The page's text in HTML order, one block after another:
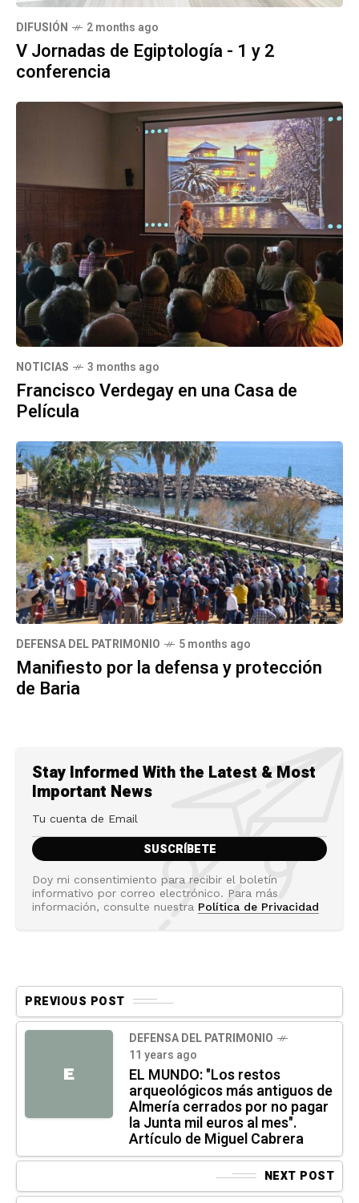
DIFUSIÓN 2 months ago
V Jornadas de Egiptología - 1 y 2
conferencia
NOTICIAS 3 months ago
Francisco Verdegay en una Casa de
Película
DEFENSA DEL PATRIMONIO 5 months ago
Manifiesto por la defensa y protección
de Baria
Stay Informed With the Latest & Most
Important News
Doy mi consentimiento para recibir el boletín
informativo por correo electrónico. Para más
información, consulte nuestra Política de Privacidad
PREVIOUS POST
E
DEFENSA DEL PATRIMONIO
11 years ago
EL MUNDO: "Los restos
arqueológicos más antiguos de
Almería cerrados por no pagar
la Junta mil euros al mes".
Artículo de Miguel Cabrera
NEXT POST